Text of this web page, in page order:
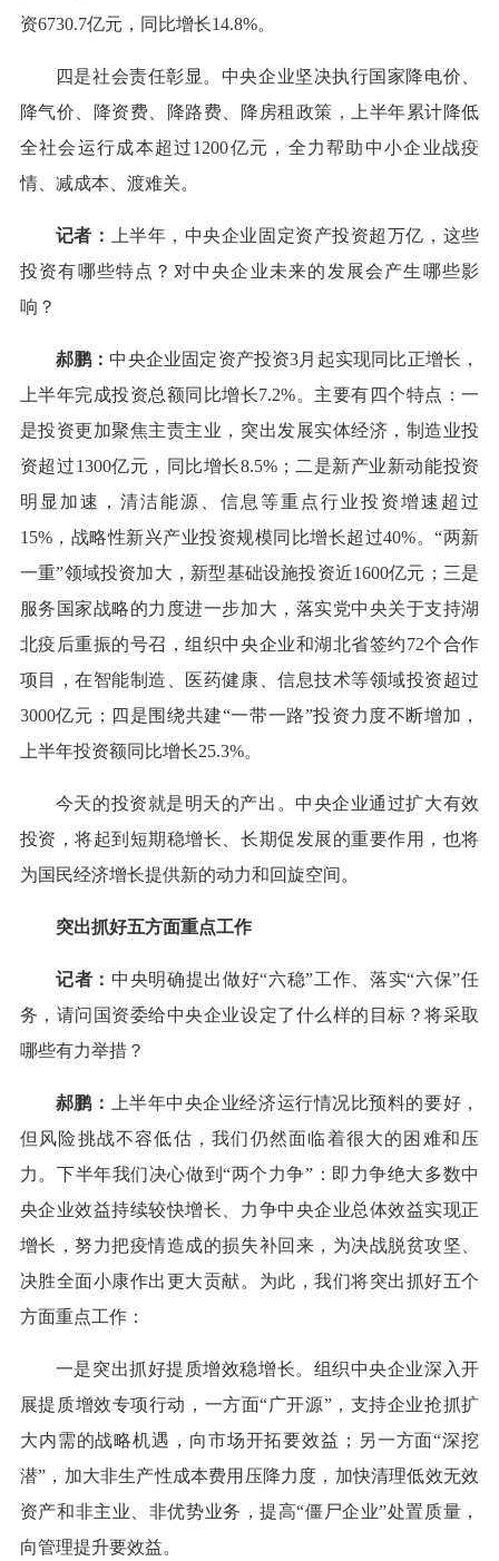
资6730.7亿元，同比增长14.8%。
四是社会责任彰显。中央企业坚决执行国家降电价、
降气价、降资费、降路费、降房租政策，上半年累计降低
全社会运行成本超过1200亿元，全力帮助中小企业战疫
情、减成本、渡难关。
记者：
上半年，中央企业固定资产投资超万亿，这些
投资有哪些特点？对中央企业未来的发展会产生哪些影
响？
郝鹏： 中央企业固定资产投资3月起实现同比正增长，
上半年完成投资总额同比增长7.2%。主要有四个特点：一
是投资更加聚焦主责主业，突出发展实体经济，制造业投
资超过1300亿元，同比增长8.5%；二是新产业新动能投资
明显加速，清洁能源、信息等重点行业投资增速超过
15%，战略性新兴产业投资规模同比增长超过40%。“两新
一重”领域投资加大，新型基础设施投资近1600亿元；三是
服务国家战略的力度进一步加大，落实党中央关于支持湖
北疫后重振的号召，组织中央企业和湖北省签约72个合作
项目，在智能制造、医药健康、信息技术等领域投资超过
3000亿元；四是围绕共建“一带一路”投资力度不断增加，
上半年投资额同比增长25.3%。
今天的投资就是明天的产出。中央企业通过扩大有效
投资，将起到短期稳增长、长期促发展的重要作用，也将
为国民经济增长提供新的动力和回旋空间。
突出抓好五方面重点工作
记者： 中央明确提出做好“六稳”工作、落实“六保”任
务，请问国资委给中央企业设定了什么样的目标？将采取
哪些有力举措？
郝鹏：
上半年中央企业经济运行情况比预料的要好，
但风险挑战不容低估，我们仍然面临着很大的困难和压
力。下半年我们决心做到“两个力争”：即力争绝大多数中
央企业效益持续较快增长、力争中央企业总体效益实现正
增长，努力把疫情造成的损失补回来，为决战脱贫攻坚、
决胜全面小康作出更大贡献。为此，我们将突出抓好五个
方面重点工作：
一是突出抓好提质增效稳增长。组织中央企业深入开
展提质增效专项行动，一方面“广开源”，支持企业抢抓扩
大内需的战略机遇，向市场开拓要效益；另一方面“深挖
潜”，加大非生产性成本费用压降力度，加快清理低效无效
资产和非主业、非优势业务，提高“僵尸企业”处置质量，
向管理提升要效益。